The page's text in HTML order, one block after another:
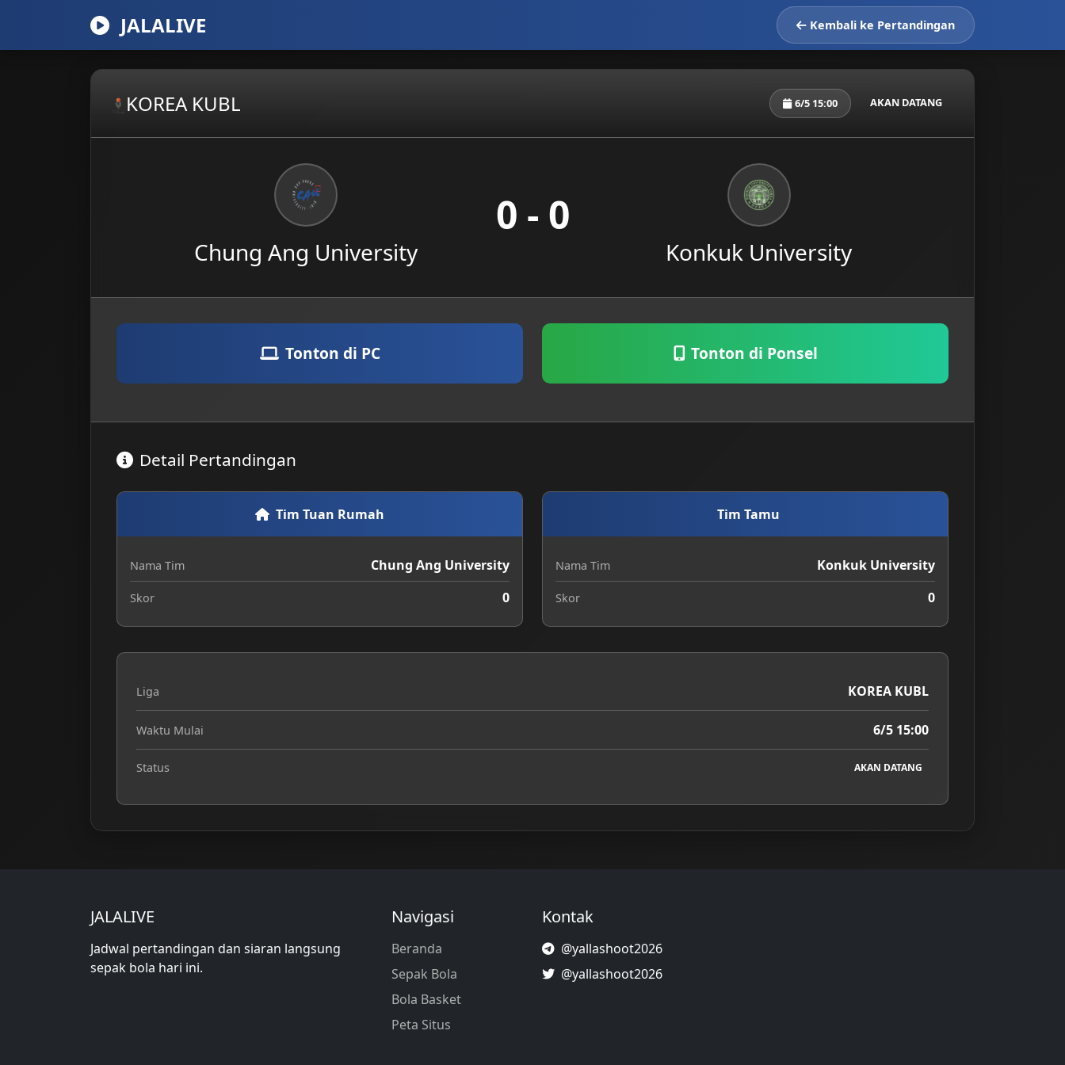
JALALIVE Kembali ke Pertandingan
KOREA KUBL 6/5 15:00 AKAN DATANG
Chung Ang University
0 - 0
Konkuk University
Tonton di PC Tonton di Ponsel
Detail Pertandingan
Tim Tuan Rumah
Nama Tim Chung Ang University
Skor 0
Tim Tamu
Nama Tim Konkuk University
Skor 0
Liga KOREA KUBL
Waktu Mulai 6/5 15:00
Status AKAN DATANG
JALALIVE
Jadwal pertandingan dan siaran langsung
sepak bola hari ini.
Navigasi
Beranda
Sepak Bola
Bola Basket
Peta Situs
Kontak
@yallashoot2026
@yallashoot2026